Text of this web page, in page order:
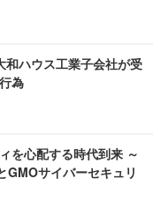
和ハウス工業子会社が受
為
を心配する時代到来 ～
GMOサイバーセキュリ